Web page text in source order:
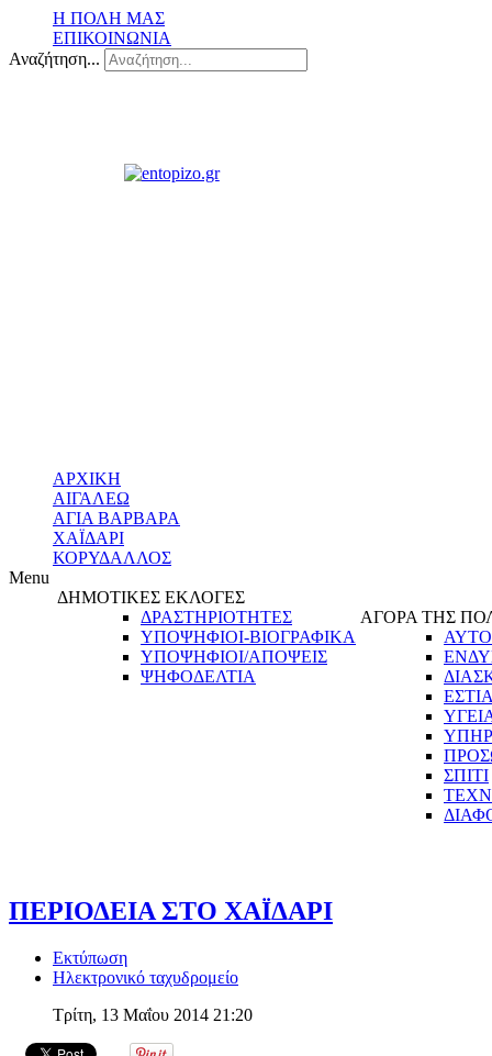
Η ΠΟΛΗ ΜΑΣ
ΕΠΙΚΟΙΝΩΝΙΑ
Αναζήτηση...
ΑΡΧΙΚΗ
ΑΙΓΑΛΕΩ
ΑΓΙΑ ΒΑΡΒΑΡΑ
ΧΑΪΔΑΡΙ
ΚΟΡΥΔΑΛΛΟΣ
Menu
ΔΗΜΟΤΙΚΕΣ ΕΚΛΟΓΕΣ
ΔΡΑΣΤΗΡΙΟΤΗΤΕΣ
ΥΠΟΨΗΦΙΟΙ-ΒΙΟΓΡΑΦΙΚΑ
ΥΠΟΨΗΦΙΟΙ/ΑΠΟΨΕΙΣ
ΨΗΦΟΔΕΛΤΙΑ
ΑΓΟΡΑ ΤΗΣ
ΣΠΙΤΙ
ΠΕΡΙΟΔΕΙΑ ΣΤΟ ΧΑΪΔΑΡΙ
Εκτύπωση
Ηλεκτρονικό ταχυδρομείο
Τρίτη, 13 Μαΐου 2014 21:20